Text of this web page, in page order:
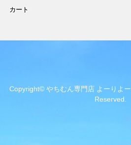
カート
Copyright© やちむん専門店 よーりよ
Reserved.